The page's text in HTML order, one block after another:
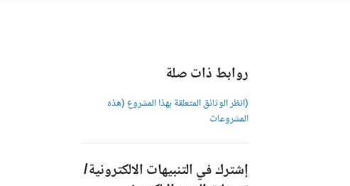
روابط ذات صلة
(انظر الوثائق المتعلقة بهذا المشروع (هذه
المشروعات
إشترك في التنبيهات الالكترونية/